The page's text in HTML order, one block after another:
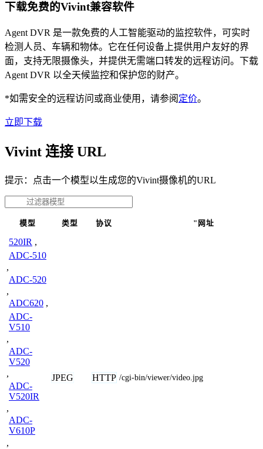
下载免费的Vivint兼容软件
Agent DVR 是一款免费的人工智能驱动的监控软件，可实时
检测人员、车辆和物体。它在任何设备上提供用户友好的界
面，支持无限摄像头，并提供无需端口转发的远程访问。下载
Agent DVR 以全天候监控和保护您的财产。
*如需安全的远程访问或商业使用，请参阅 定价。
立即下载
Vivint 连接 URL
提示：点击一个模型以生成您的Vivint摄像机的URL
模型 类型 协议 "网址
520IR ,
ADC-510
,
ADC-520
,
ADC620 ,
ADC-
V510
,
ADC-
V520
,
ADC-
V520IR
,
ADC-
V610P
,
JPEG HTTP /cgi-bin/viewer/video.jpg